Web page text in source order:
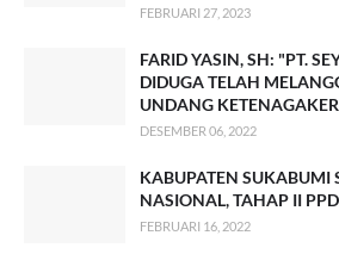
FEBRUARI 27, 2023
FARID YASIN, SH: "PT.
DIDUGA TELAH
UNDANG
DESEMBER 06, 2022
KABUPATEN SUKABUMI
NASIONAL, TAHAP II
FEBRUARI 16, 2022